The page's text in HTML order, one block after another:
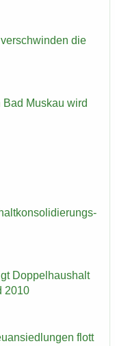
die
Mus­kau wird
Dop­pel­haus­halt
2010
flott